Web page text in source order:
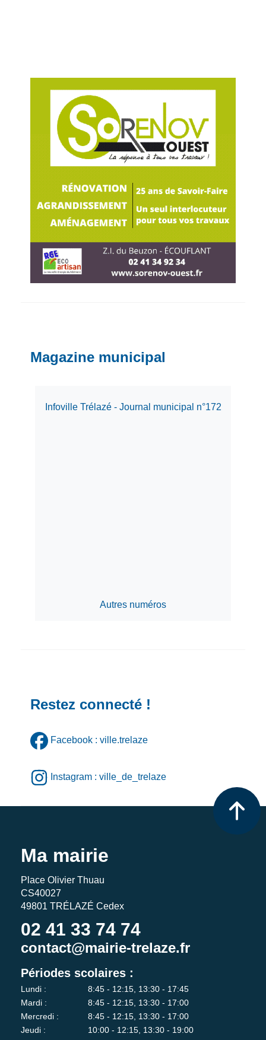
Magazine municipal
Infoville Trélazé - Journal municipal n°172
Autres numéros
Restez connecté !
Facebook : ville.trelaze
Instagram : ville_de_trelaze
Ma mairie
Place Olivier Thuau
CS40027
49801 TRÉLAZÉ Cedex
02 41 33 74 74
contact@mairie-trelaze.fr
Périodes scolaires :
Lundi :
8:45 - 12:15, 13:30 - 17:45
Mardi :
8:45 - 12:15, 13:30 - 17:00
Mercredi :
8:45 - 12:15, 13:30 - 17:00
Jeudi :
10:00 - 12:15, 13:30 - 19:00